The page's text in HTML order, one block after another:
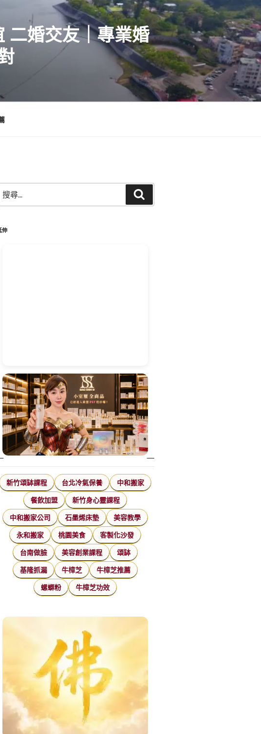
二婚交友｜專業婚
尋
:
尋
伸
新竹頌缽課程 台北冷氣保養 中和搬家
餐飲加盟 新竹身心靈課程
中和搬家公司 石墨烯床墊 美容教學
永和搬家 桃園美食 客製化沙發
台南做臉 美容創業課程 頌缽
基隆抓漏 牛樟芝 牛樟芝推薦
螺螄粉 牛樟芝功效